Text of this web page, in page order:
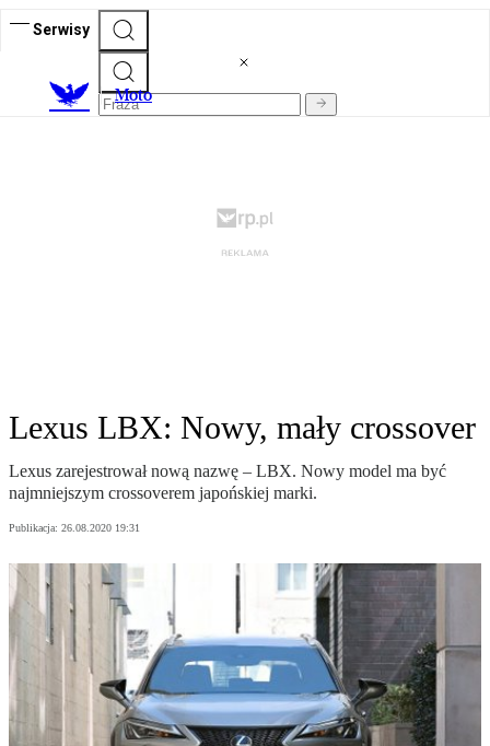
Serwisy
Moto
Lexus LBX: Nowy, mały crossover
Lexus zarejestrował nową nazwę – LBX. Nowy model ma być
najmniejszym crossoverem japońskiej marki.
Publikacja: 26.08.2020 19:31